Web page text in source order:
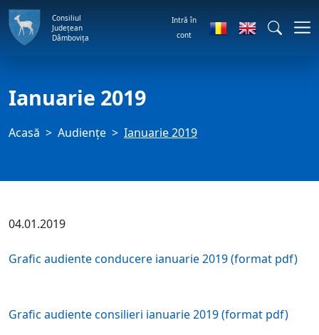
Consiliul
Județean
Dâmbovița
Intră în
cont
Ianuarie 2019
Acasă Audienţe Ianuarie 2019
04.01.2019
Grafic audiente conducere ianuarie 2019 (format pdf)
Grafic audiente consilieri ianuarie 2019 (format pdf)